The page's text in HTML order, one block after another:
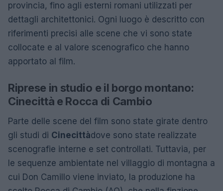
provincia, fino agli esterni romani utilizzati per
dettagli architettonici. Ogni luogo è descritto con
riferimenti precisi alle scene che vi sono state
collocate e al valore scenografico che hanno
apportato al film.
Riprese in studio e il borgo montano:
Cinecittà e Rocca di Cambio
Parte delle scene del film sono state girate dentro
gli studi di Cinecittàdove sono state realizzate
scenografie interne e set controllati. Tuttavia, per
le sequenze ambientate nel villaggio di montagna a
cui Don Camillo viene inviato, la produzione ha